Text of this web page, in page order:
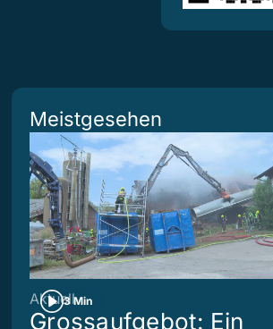
Meistgesehen
3 Min
Aktuell
Grossaufgebot: Ein